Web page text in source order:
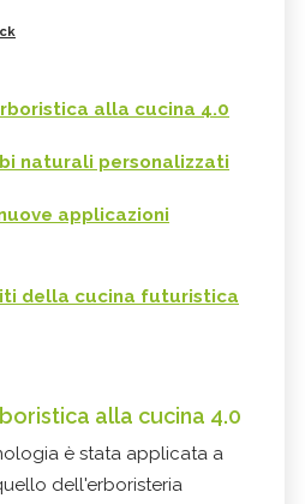
alla cucina 4.0
naturali personalizzati
applicazioni
della cucina futuristica
alla cucina 4.0
è stata applicata a
dell'erboristeria